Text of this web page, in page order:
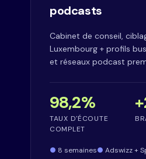
podcasts
Cabinet de conseil,
Luxembourg + profils
et réseaux podcast
98,2%
TAUX D'ÉCOUTE
COMPLET
8 semaines Adswizz +